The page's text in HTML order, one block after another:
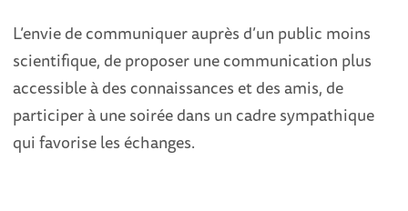
L’envie de communiquer auprès d’un public moins
scientifique, de proposer une communication plus
accessible à des connaissances et des amis, de
participer à une soirée dans un cadre sympathique
qui favorise les échanges.